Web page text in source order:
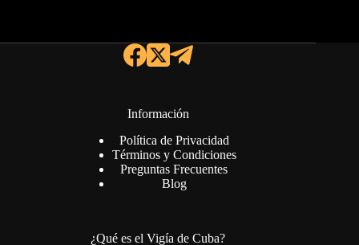
Información
Política de Privacidad
Términos y Condiciones
Preguntas Frecuentes
Blog
¿Qué es el Vigía de Cuba?